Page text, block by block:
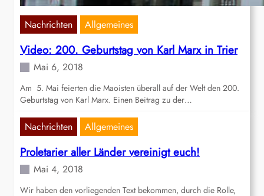
Nachrichten Allgemeines
Video: 200. Geburtstag von Karl Marx in Trier
Mai 6, 2018
Am 5. Mai feierten die Maoisten überall auf der Welt den 200.
Geburtstag von Karl Marx. Einen Beitrag zu der…
Nachrichten Allgemeines
Proletarier aller Länder vereinigt euch!
Mai 4, 2018
Wir haben den vorliegenden Text bekommen, durch die Rolle,